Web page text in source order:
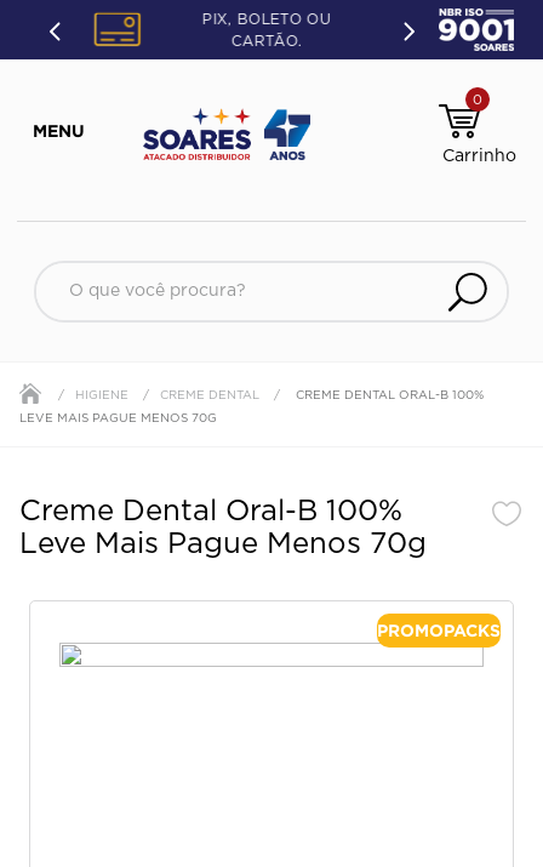
PIX, BOLETO OU
CARTÃO.
0
O que você procura?
HIGIENE CREME DENTAL
CREME DENTAL ORAL-B 100%
LEVE MAIS PAGUE MENOS 70G
Creme Dental Oral-B 100%
Leve Mais Pague Menos 70g
PROMOPACKS